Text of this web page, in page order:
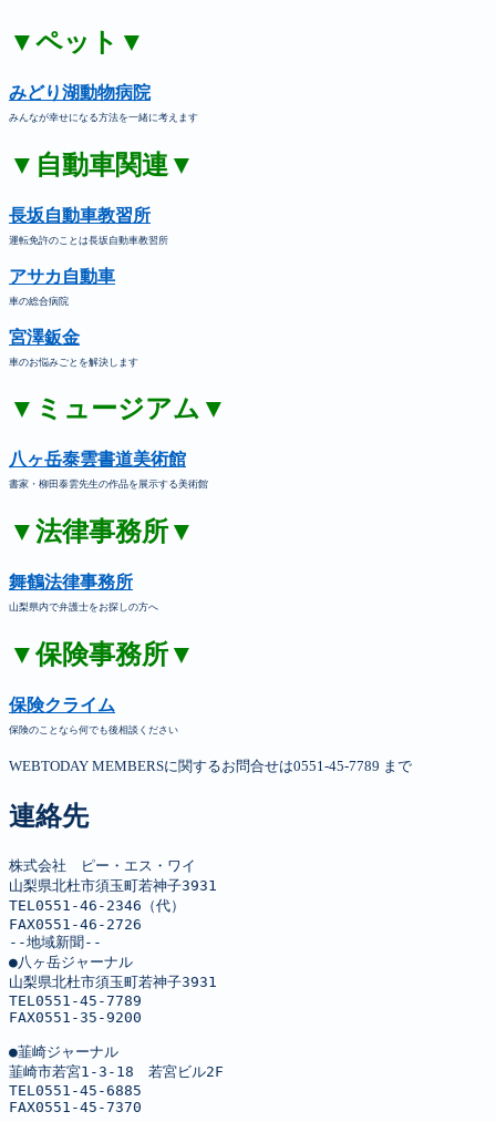
▼ペット▼
みどり湖動物病院
みんなが幸せになる方法を一緒に考えます
▼自動車関連▼
長坂自動車教習所
運転免許のことは長坂自動車教習所
アサカ自動車
車の総合病院
宮澤鈑金
車のお悩みごとを解決します
▼ミュージアム▼
八ヶ岳泰雲書道美術館
書家・柳田泰雲先生の作品を展示する美術館
▼法律事務所▼
舞鶴法律事務所
山梨県内で弁護士をお探しの方へ
▼保険事務所▼
保険クライム
保険のことなら何でも後相談ください
WEBTODAY MEMBERSに関するお問合せは0551-45-7789 まで
連絡先
株式会社　ピー・エス・ワイ
山梨県北杜市須玉町若神子3931
TEL0551-46-2346（代）
FAX0551-46-2726
--地域新聞--
●八ヶ岳ジャーナル
山梨県北杜市須玉町若神子3931
TEL0551-45-7789
FAX0551-35-9200
●韮崎ジャーナル
韮崎市若宮1-3-18　若宮ビル2F
TEL0551-45-6885
FAX0551-45-7370